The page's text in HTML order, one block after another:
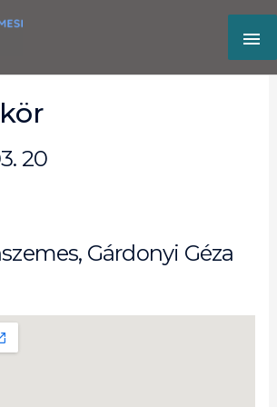
20
Gárdonyi Géza